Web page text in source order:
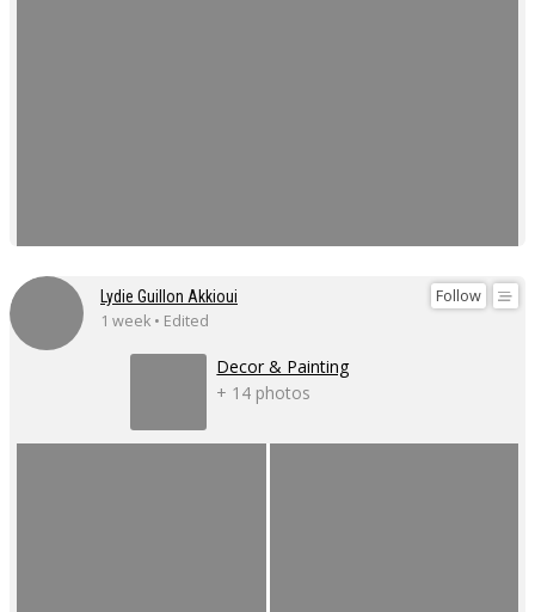
Follow
Lydie Guillon Akkioui
1 week • Edited
Decor & Painting
+ 14 photos